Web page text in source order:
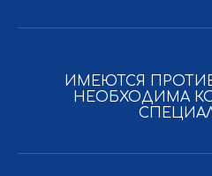
ИМЕЮТСЯ
НЕОБХОДИМА